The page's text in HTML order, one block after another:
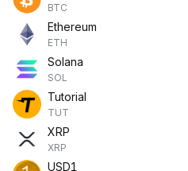
BTC
Ethereum
ETH
Solana
SOL
Tutorial
TUT
XRP
XRP
USD1